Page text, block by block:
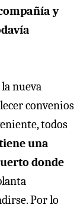
y
nueva
convenios
todos
una
donde
Por lo